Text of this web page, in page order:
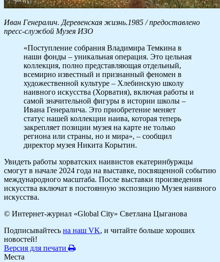
Иван Генералич. Деревенская жизнь.1985 / предоставлено
пресс-службой Музея ИЗО
«Поступление собрания Владимира Темкина в
наши фонды – уникальная операция. Это цельная
коллекция, полно представляющая отдельный,
всемирно известный и признанный феномен в
художественной культуре – Хлебинскую школу
наивного искусства (Хорватия), включая работы и
самой значительной фигуры в истории школы –
Ивана Генералича. Это приобретение меняет
статус нашей коллекции наива, которая теперь
закрепляет позиции музея на карте не только
региона или страны, но и мира», – сообщил
директор музея Никита Корытин.
Увидеть работы хорватских наивистов екатеринбуржцы
смогут в начале 2024 года на выставке, посвященной событию
международного масштаба. После выставки произведения
искусства включат в постоянную экспозицию Музея наивного
искусства.
© Интернет-журнал «Global City» Светлана Цыганова
Подписывайтесь на наш VK, и читайте больше хороших
новостей!
Версия для печати
Места